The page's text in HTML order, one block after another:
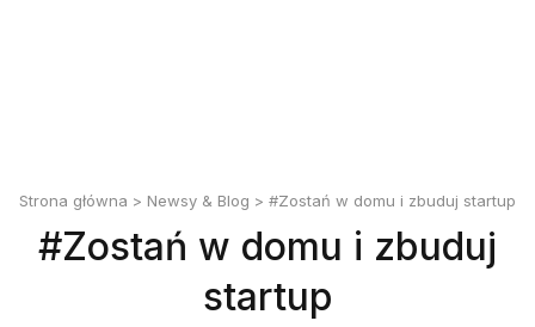
Strona główna > Newsy & Blog > #Zostań w domu i zbuduj startup
#Zostań w domu i zbuduj
startup